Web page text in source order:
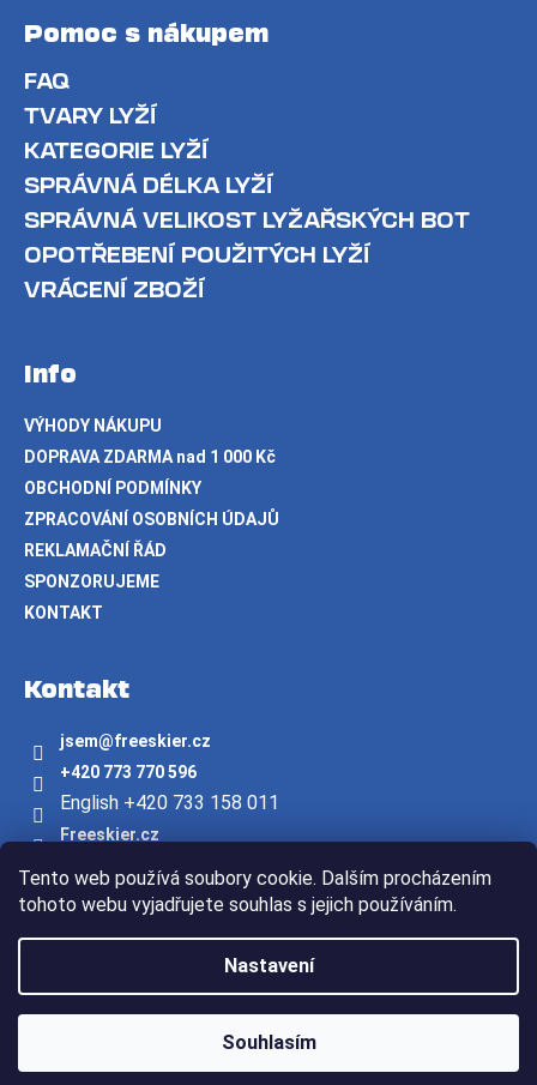
Tento web používá soubory cookie. Dalším procházením
tohoto webu vyjadřujete souhlas s jejich používáním.
Nastavení
Souhlasím
Pomoc s nákupem
FAQ
TVARY LYŽÍ
KATEGORIE LYŽÍ
SPRÁVNÁ DÉLKA LYŽÍ
SPRÁVNÁ VELIKOST LYŽAŘSKÝCH BOT
OPOTŘEBENÍ POUŽITÝCH LYŽÍ
VRÁCENÍ ZBOŽÍ
Info
VÝHODY NÁKUPU
DOPRAVA ZDARMA nad 1 000 Kč
OBCHODNÍ PODMÍNKY
ZPRACOVÁNÍ OSOBNÍCH ÚDAJŮ
REKLAMAČNÍ ŘÁD
SPONZORUJEME
KONTAKT
Kontakt
jsem@freeskier.cz
+420 773 770 596
English +420 733 158 011
Freeskier.cz
Youtube/freeskier.cz
Vytvořil Shoptet
Copyright 2026Freeskier.cz. Všechna práva vyhrazena.